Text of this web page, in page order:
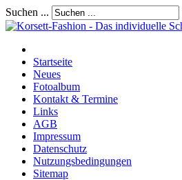
Suchen ...
Startseite
Neues
Fotoalbum
Kontakt & Termine
Links
AGB
Impressum
Datenschutz
Nutzungsbedingungen
Sitemap